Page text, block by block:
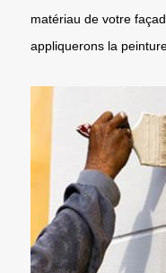
matériau de votre
appliquerons la